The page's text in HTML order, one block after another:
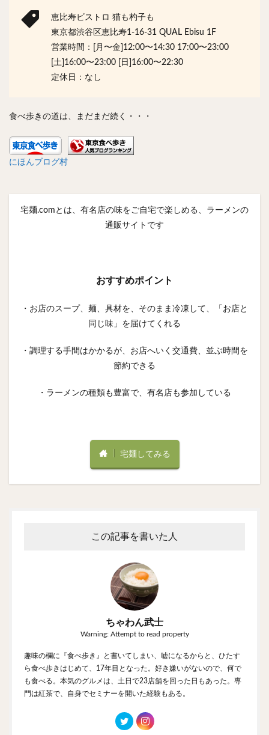
恵比寿ビストロ 猫も杓子も
東京都渋谷区恵比寿1-16-31 QUAL Ebisu 1F
営業時間：[月〜金]12:00〜14:30 17:00〜23:00
[土]16:00〜23:00 [日]16:00〜22:30
定休日：なし
食べ歩きの道は、まだまだ続く・・・
にほんブログ村
宅麺.comとは、有名店の味をご自宅で楽しめる、ラーメンの
通販サイトです
おすすめポイント
・お店のスープ、麺、具材を、そのまま冷凍して、「お店と
同じ味」を届けてくれる
・調理する手間はかかるが、お店へいく交通費、並ぶ時間を
節約できる
・ラーメンの種類も豊富で、有名店も参加している
宅麺してみる
この記事を書いた人
ちゃわん武士
Warning: Attempt to read property
趣味の欄に『食べ歩き』と書いてしまい、嘘になるからと、ひたす
ら食べ歩きはじめて、17年目となった。好き嫌いがないので、何で
も食べる。本気のグルメは、土日で23店舗を回った日もあった。専
門は紅茶で、自身でセミナーを開いた経験もある。